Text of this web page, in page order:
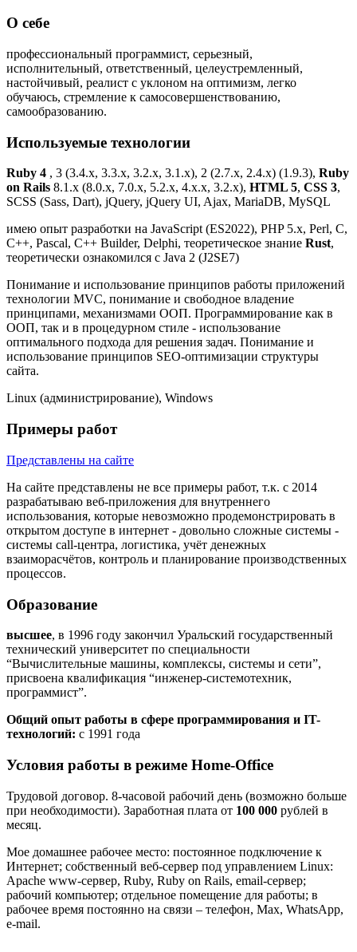
О себе
профессиональный программист, серьезный,
исполнительный, ответственный, целеустремленный,
настойчивый, реалист с уклоном на оптимизм, легко
обучаюсь, стремление к самосовершенствованию,
самообразованию.
Используемые технологии
Ruby 4 , 3 (3.4.x, 3.3.x, 3.2.x, 3.1.x), 2 (2.7.x, 2.4.x) (1.9.3), Ruby
on Rails 8.1.x (8.0.x, 7.0.x, 5.2.x, 4.x.x, 3.2.x), HTML 5, CSS 3,
SCSS (Sass, Dart), jQuery, jQuery UI, Ajax, MariaDB, MySQL
имею опыт разработки на JavaScript (ES2022), PHP 5.x, Perl, C,
C++, Pascal, C++ Builder, Delphi, теоретическое знание Rust,
теоретически ознакомился с Java 2 (J2SE7)
Понимание и использование принципов работы приложений
технологии MVC, понимание и свободное владение
принципами, механизмами ООП. Программирование как в
ООП, так и в процедурном стиле - использование
оптимального подхода для решения задач. Понимание и
использование принципов SEO-оптимизации структуры
сайта.
Linux (администрирование), Windows
Примеры работ
Представлены на сайте
На сайте представлены не все примеры работ, т.к. с 2014
разрабатываю веб-приложения для внутреннего
использования, которые невозможно продемонстрировать в
открытом доступе в интернет - довольно сложные системы -
системы call-центра, логистика, учёт денежных
взаиморасчётов, контроль и планирование производственных
процессов.
Образование
высшее, в 1996 году закончил Уральский государственный
технический университет по специальности
“Вычислительные машины, комплексы, системы и сети”,
присвоена квалификация “инженер-системотехник,
программист”.
Общий опыт работы в сфере программирования и IT-
технологий: с 1991 года
Условия работы в режиме Home-Office
Трудовой договор. 8-часовой рабочий день (возможно больше
при необходимости). Заработная плата от 100 000 рублей в
месяц.
Мое домашнее рабочее место: постоянное подключение к
Интернет; собственный веб-сервер под управлением Linux:
Apache www-сервер, Ruby, Ruby on Rails, email-сервер;
рабочий компьютер; отдельное помещение для работы; в
рабочее время постоянно на связи – телефон, Max, WhatsApp,
e-mail.